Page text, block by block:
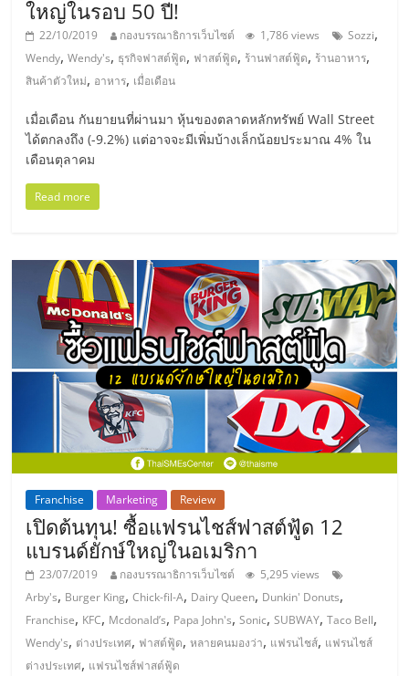
ThaiSMEsCenter,
รวม
ธุรกิจ
มอี
ไทย,
SMEs,
แฟ
ปรึกษา
แฟ
รน
ไชส์
แฟ
รน
ไชส์
ขาย
หน้า
บ้าน
ใหญ่ในรอบ 50 ปี!
22/10/2019 กองบรรณาธิการเว็บไซต์ 1,786 views Sozzi,
Wendy,Wendy's, ธุรกิจฟาสต์ฟู้ด, ฟาสต์ฟู้ด, ร้านฟาสต์ฟู้ด, ร้านอาหาร,
สินค้าตัวใหม่, อาหาร, เมื่อเดือน
เมื่อเดือน กันยายนที่ผ่านมา หุ้นของตลาดหลักทรัพย์ Wall Street
ได้ตกลงถึง (-9.2%) แต่อาจจะมีเพิ่มบ้างเล็กน้อยประมาณ 4% ใน
เดือนตุลาคม
Read more
Franchise Marketing Review
เปิดต้นทุน! ซื้อแฟรนไชส์ฟาสต์ฟู้ด 12
แบรนด์ยักษ์ใหญ่ในอเมริกา
23/07/2019 กองบรรณาธิการเว็บไซต์
5,295 views
Arby's, Burger King,Chick-fil-A, Dairy Queen, Dunkin' Donuts,
Franchise, KFC, Mcdonald’s, Papa John's,Sonic,SUBWAY,Taco Bell,
Wendy's, ต่างประเทศ, ฟาสต์ฟู้ด,หลายคนมองว่า, แฟรนไชส์, แฟรนไชส์
ต่างประเทศ, แฟรนไชส์ฟาสต์ฟู้ด